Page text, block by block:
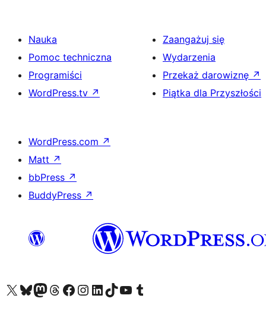
Nauka
Pomoc techniczna
Programiści
WordPress.tv ↗
Zaangażuj się
Wydarzenia
Przekaż darowiznę ↗
Piątka dla Przyszłości
WordPress.com ↗
Matt ↗
bbPress ↗
BuddyPress ↗
Odwiedź nasze konto X (dawniej Twitter)
Odwiedź nasze konto Bluesky
Odwiedź nasze konto na Mastodoncie
Odwiedź naszego Threadsa
Odwiedź naszego Facebooka
Odwiedź nasze konto na Instagramie
Odwiedź nasze konto na LinkedIn
Odwiedź naszego TikToka
Odwiedź nasz kanał YouTube
Odwiedź naszego Tumblra